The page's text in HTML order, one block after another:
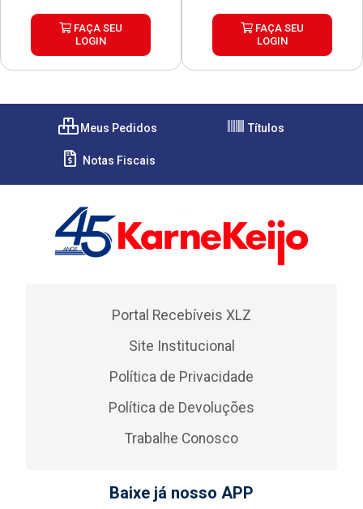
FAÇA SEU
LOGIN
FAÇA SEU
LOGIN
Meus Pedidos Títulos
Notas Fiscais
Portal Recebíveis XLZ
Site Institucional
Política de Privacidade
Política de Devoluções
Trabalhe Conosco
Baixe já nosso APP